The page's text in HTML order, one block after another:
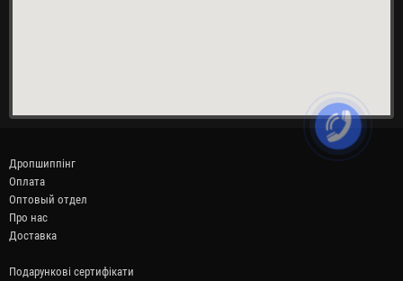
Дропшиппінг
Оплата
Оптовый отдел
Про нас
Доставка
Подарункові сертифікати